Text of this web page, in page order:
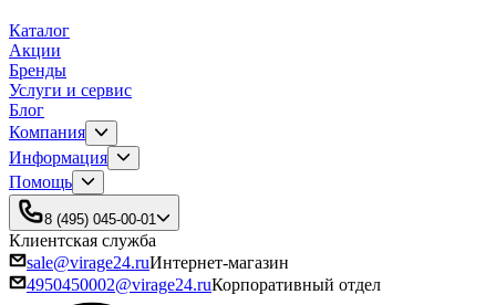
Каталог
Акции
Бренды
Услуги и сервис
Блог
Компания
Информация
Помощь
8 (495) 045-00-01
Клиентская служба
sale@virage24.ruИнтернет-магазин
4950450002@virage24.ruКорпоративный отдел